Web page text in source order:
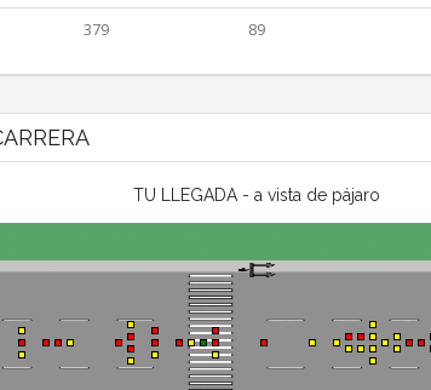
379 89
TU LLEGADA - a vista de pájaro